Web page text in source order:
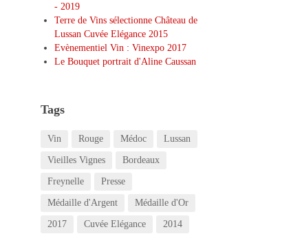
- 2019
Terre de Vins sélectionne Château de
Lussan Cuvée Elégance 2015
Evènementiel Vin : Vinexpo 2017
Le Bouquet portrait d'Aline Caussan
Tags
Vin Rouge Médoc Lussan
Vieilles Vignes Bordeaux
Freynelle Presse
Médaille d'Argent Médaille d'Or
2017 Cuvée Elégance 2014